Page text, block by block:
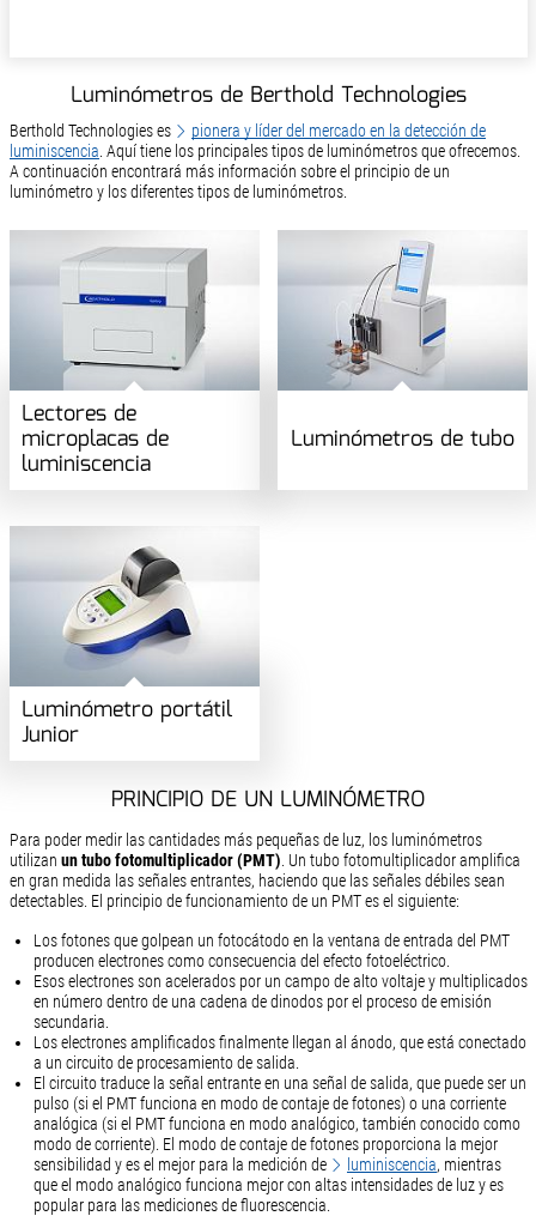
Luminómetros de Berthold Technologies
Berthold Technologies es
pionera y líder del mercado en la detección de
luminiscencia . Aquí tiene los principales tipos de luminómetros que ofrecemos.
A continuación encontrará más información sobre el principio de un
luminómetro y los diferentes tipos de luminómetros.
Lectores de
microplacas de
luminiscencia
Luminómetros de tubo
Luminómetro portátil
Junior
PRINCIPIO DE UN LUMINÓMETRO
Para poder medir las cantidades más pequeñas de luz, los luminómetros
utilizan un tubo fotomultiplicador (PMT) . Un tubo fotomultiplicador amplifica
en gran medida las señales entrantes, haciendo que las señales débiles sean
detectables. El principio de funcionamiento de un PMT es el siguiente:
Los fotones que golpean un fotocátodo en la ventana de entrada del PMT
producen electrones como consecuencia del efecto fotoeléctrico.
Esos electrones son acelerados por un campo de alto voltaje y multiplicados
en número dentro de una cadena de dinodos por el proceso de emisión
secundaria.
Los electrones amplificados finalmente llegan al ánodo, que está conectado
a un circuito de procesamiento de salida.
El circuito traduce la señal entrante en una señal de salida, que puede ser un
pulso (si el PMT funciona en modo de contaje de fotones) o una corriente
analógica (si el PMT funciona en modo analógico, también conocido como
modo de corriente). El modo de contaje de fotones proporciona la mejor
sensibilidad y es el mejor para la medición de
luminiscencia, mientras
que el modo analógico funciona mejor con altas intensidades de luz y es
popular para las mediciones de fluorescencia.